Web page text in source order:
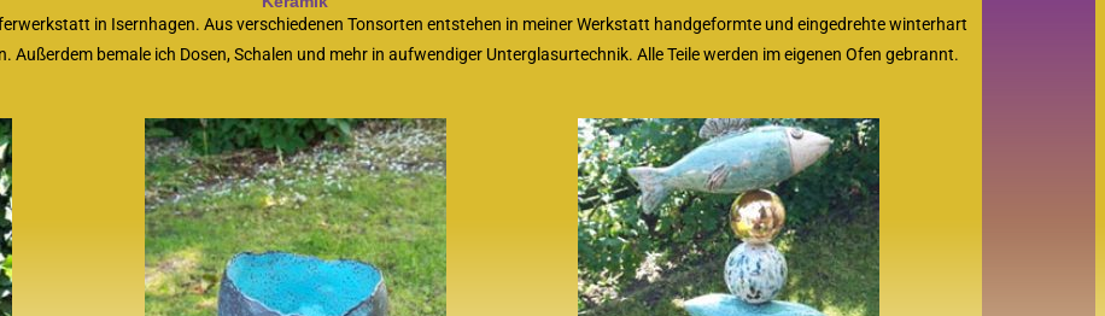
in Isernhagen. Aus verschiedenen Tonsorten entstehen in meiner Werkstatt handgeformte und eingedrehte winterhart
Außerdem bemale ich Dosen, Schalen und mehr in aufwendiger Unterglasurtechnik. Alle Teile werden im eigenen Ofen gebrannt.